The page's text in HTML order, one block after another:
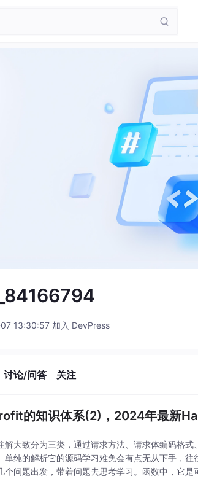
13:30:57 加入 DevPress
讨论/问答 关注
的知识体系(2)，2024年最新
解大致分为三类，通过请求方法、请求体编码格
单纯的解析它的源码学习难免会有点无从下手，往
个问题出发，带着问题去思考学习。函数中，它是